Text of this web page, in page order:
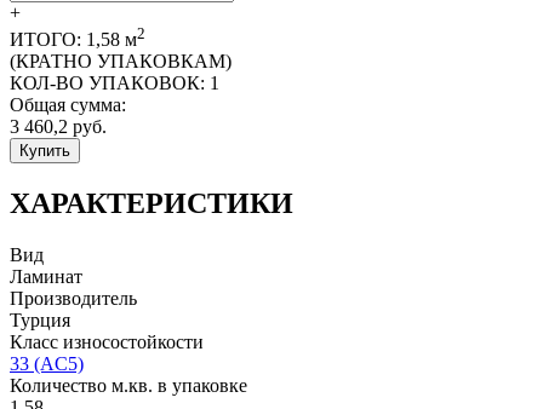
+
ИТОГО: 1,58 м2
(КРАТНО УПАКОВКАМ)
КОЛ-ВО УПАКОВОК: 1
Общая сумма:
3 460,2 руб.
Купить
ХАРАКТЕРИСТИКИ
Вид
Ламинат
Производитель
Турция
Класс износостойкости
33 (AC5)
Количество м.кв. в упаковке